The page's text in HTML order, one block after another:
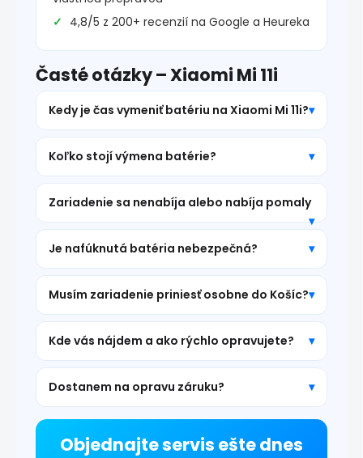
4,8/5 z 200+ recenzií na Google a Heureka
Časté otázky – Xiaomi Mi 11i
Kedy je čas vymeniť batériu na Xiaomi Mi 11i?
Koľko stojí výmena batérie?
Zariadenie sa nenabíja alebo nabíja pomaly
Je nafúknutá batéria nebezpečná?
Musím zariadenie priniesť osobne do Košíc?
Kde vás nájdem a ako rýchlo opravujete?
Dostanem na opravu záruku?
Objednajte servis ešte dnes